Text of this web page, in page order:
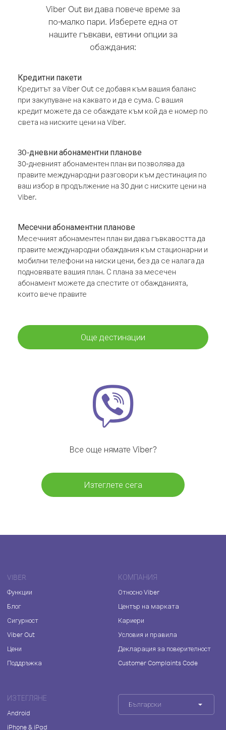
Viber Out ви дава повече време за
по-малко пари. Изберете една от
нашите гъвкави, евтини опции за
обаждания:
Кредитни пакети
Кредитът за Viber Out се добавя към вашия баланс
при закупуване на каквато и да е сума. С вашия
кредит можете да се обаждате към кой да е номер по
света на ниските цени на Viber.
30-дневни абонаментни планове
30-дневният абонаментен план ви позволява да
правите международни разговори към дестинация по
ваш избор в продължение на 30 дни с ниските цени на
Viber.
Месечни абонаментни планове
Месечният абонаментен план ви дава гъвкавостта да
правите международни обаждания към стационарни и
мобилни телефони на ниски цени, без да се налага да
подновявате вашия план. С плана за месечен
абонамент можете да спестите от обажданията,
които вече правите
Още дестинации
Все още нямате Viber?
Изтеглете сега
VIBER
Функции
Блог
Сигурност
Viber Out
Цени
Поддръжка
КОМПАНИЯ
Относно Viber
Център на марката
Кариери
Условия и правила
Декларация за поверителност
Customer Complaints Code
ИЗТЕГЛЯНЕ
Android
iPhone & iPad
Български